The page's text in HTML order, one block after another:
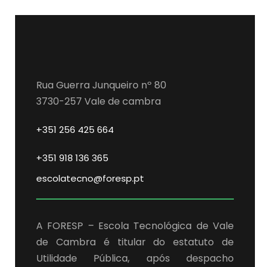
Rua Guerra Junqueiro nº 80
3730-257 Vale de cambra
+351 256 425 664
+351 918 136 365
escolatecno@foresp.pt
A FORESP – Escola Tecnológica de Vale
de Cambra é titular do estatuto de
Utilidade Pública, após despacho